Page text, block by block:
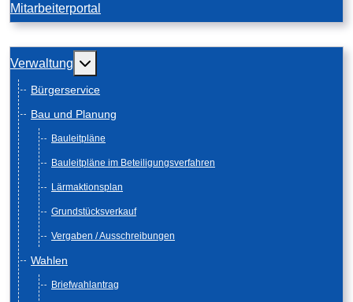
Mitarbeiterportal
Verwaltung Weitere Informationen: Verwaltung
Bürgerservice
Bau und Planung
Bauleitpläne
Bauleitpläne im Beteiligungsverfahren
Lärmaktionsplan
Grundstücksverkauf
Vergaben / Ausschreibungen
Wahlen
Briefwahlantrag